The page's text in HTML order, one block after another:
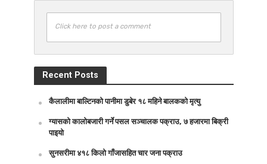
Click here to post a comment
Recent Posts
कैलालीमा बाल्टिनको पानीमा डुबेर १८ महिने बालकको मृत्यु
ग्यासको कालोबजारी गर्ने पसल सञ्चालक पक्राउ, ७ हजारमा बिक्री
पाइयो
सुनसरीमा ४१८ किलो गाँजासहित चार जना पक्राउ